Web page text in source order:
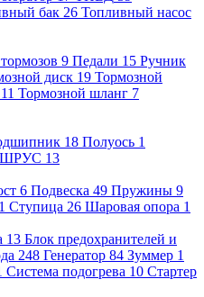
бак 26 Топливный насос
9 Педали 15 Ручник
диск 19 Тормозной
11 Тормозной шланг 7
18 Полуось 1
ШРУС 13
6 Подвеска 49 Пружины 9
Ступица 26 Шаровая опора 1
13 Блок предохранителей и
248 Генератор 84 Зуммер 1
Система подогрева 10 Стартер